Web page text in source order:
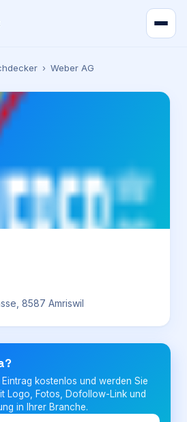
Login
eintragen
› Weber AG
8587 Amriswil
kostenlos und werden Sie
Logo, Fotos, Dofollow-Link und
in Ihrer Branche.